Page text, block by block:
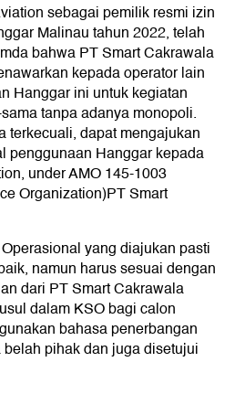
sebagai pemilik resmi izin
Malinau tahun 2022, telah
bahwa PT Smart Cakrawala
kepada operator lain
Hanggar ini untuk kegiatan
tanpa adanya monopoli.
terkecuali, dapat mengajukan
penggunaan Hanggar kepada
under AMO 145-1003
Organization)PT Smart
yang diajukan pasti
namun harus sesuai dengan
dari PT Smart Cakrawala
dalam KSO bagi calon
bahasa penerbangan
pihak dan juga disetujui